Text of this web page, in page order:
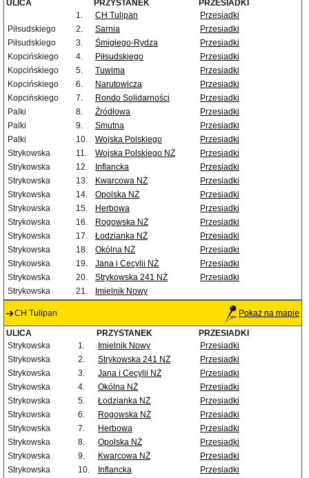
ULICA PRZYSTANEK
PRZESIADKI
1.
CH Tulipan
Przesiadki
Piłsudskiego
2. Sarnia
Przesiadki
Piłsudskiego
3. Śmigłego-Rydza
Przesiadki
Kopcińskiego
4. Piłsudskiego
Przesiadki
Kopcińskiego
5. Tuwima
Przesiadki
Kopcińskiego
6. Narutowicza
Przesiadki
Kopcińskiego
7. Rondo Solidarności
Przesiadki
Palki
8. Źródłowa
Przesiadki
Palki
9. Smutna
Przesiadki
Palki
10. Wojska Polskiego
Przesiadki
Strykowska
11. Wojska Polskiego NŻ
Przesiadki
Strykowska
12. Inflancka
Przesiadki
Strykowska
13. Kwarcowa NŻ
Przesiadki
Strykowska
14. Opolska NŻ
Przesiadki
Strykowska
15. Herbowa
Przesiadki
Strykowska
16. Rogowska NŻ
Przesiadki
Strykowska
17. Łodzianka NŻ
Przesiadki
Strykowska
18. Okólna NŻ
Przesiadki
Strykowska
19. Jana i Cecylii NŻ
Przesiadki
Strykowska
20. Strykowska 241 NŻ
Przesiadki
Strykowska
21. Imielnik Nowy
CH Tulipan Pokaż na mapie
ULICA PRZYSTANEK
PRZESIADKI
Strykowska
1. Imielnik Nowy
Przesiadki
Strykowska
2. Strykowska 241 NŻ
Przesiadki
Strykowska
3. Jana i Cecylii NŻ
Przesiadki
Strykowska
4. Okólna NŻ
Przesiadki
Strykowska
5. Łodzianka NŻ
Przesiadki
Strykowska
6. Rogowska NŻ
Przesiadki
Strykowska
7. Herbowa
Przesiadki
Strykowska
8. Opolska NŻ
Przesiadki
Strykowska
9. Kwarcowa NŻ
Przesiadki
Strykowska
10. Inflancka Przesiadki